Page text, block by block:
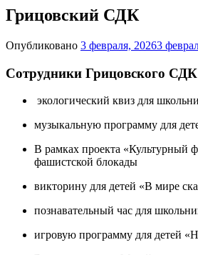
Грицовский СДК
Опубликовано 3 февраля, 20263
Сотрудники Грицовского
экологический квиз для
музыкальную программу для
В рамках проекта «Культурный
фашистской блокады
викторину для детей «В мире
познавательный час для
игровую программу для детей